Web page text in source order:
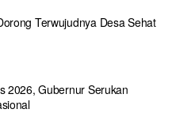
Terwujudnya Desa Sehat
2026, Gubernur Serukan